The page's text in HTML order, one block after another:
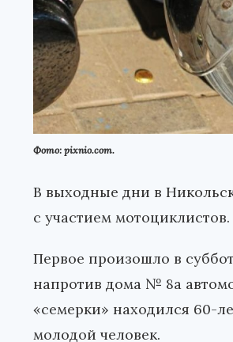
Фото: pixnio.com.
В выходные дни в
с участием мотоциклистов.
Первое произошло в
напротив дома № 8а
«семерки» находился 60-
молодой человек.